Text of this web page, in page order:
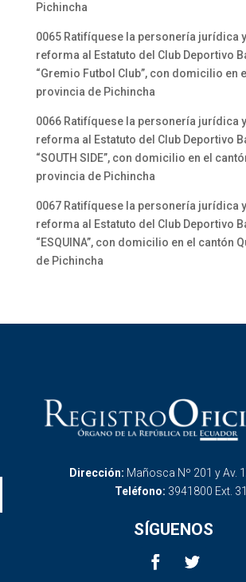
Pichincha
0065 Ratifíquese la personería jurídica
reforma al Estatuto del Club Deportivo
“Gremio Futbol Club”, con domicilio en
provincia de Pichincha
0066 Ratifíquese la personería jurídica
reforma al Estatuto del Club Deportivo
“SOUTH SIDE”, con domicilio en el
provincia de Pichincha
0067 Ratifíquese la personería jurídica
reforma al Estatuto del Club Deportivo
“ESQUINA”, con domicilio en el cantón
de Pichincha
Dirección: Mañosca Nº 201 y Av.
Teléfono: 3941800 Ext.
SÍGUENOS